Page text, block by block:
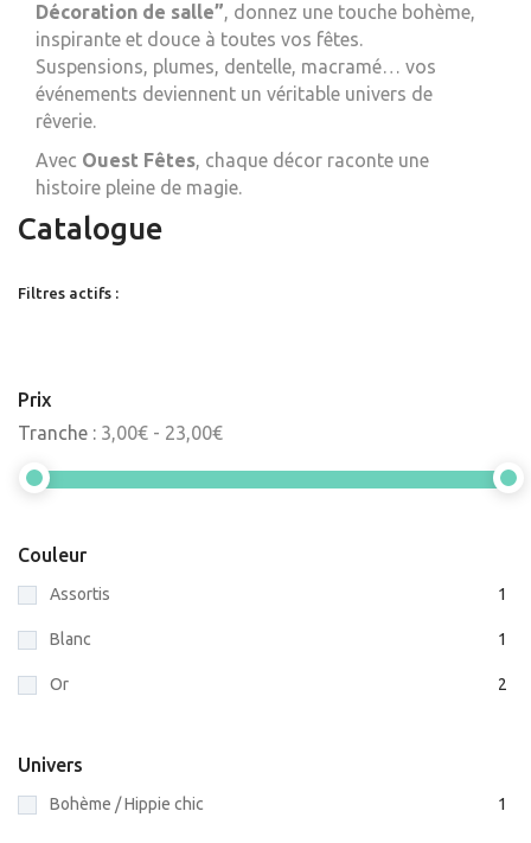
Décoration de salle”, donnez une touche bohème,
inspirante et douce à toutes vos fêtes.
Suspensions, plumes, dentelle, macramé… vos
événements deviennent un véritable univers de
rêverie.
Avec Ouest Fêtes, chaque décor raconte une
histoire pleine de magie.
Catalogue
Filtres actifs :
Prix
Tranche : 3,00€ - 23,00€
Couleur
Assortis 1
Blanc 1
Or 2
Univers
Bohème / Hippie chic 1